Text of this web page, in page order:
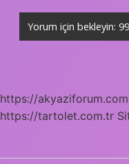
https://akyaziforum.com
https://tartolet.com.tr